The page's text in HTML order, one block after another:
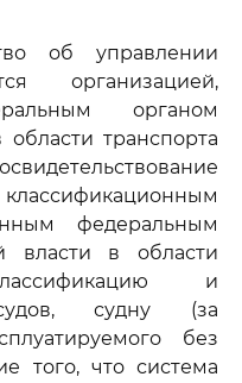
об управлении
организацией,
органом
транспорта
федеральным
власти в области
и
судов, судну (за
без
того, что система